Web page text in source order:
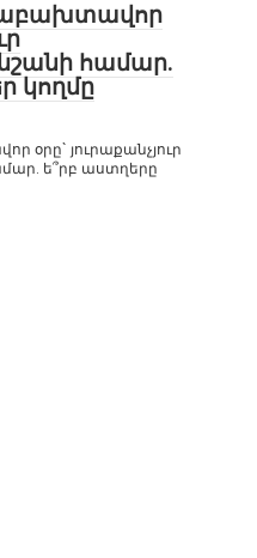
համար.
կողմը
օրը` յուրաքանչյուր
ե՞րբ աստղերը